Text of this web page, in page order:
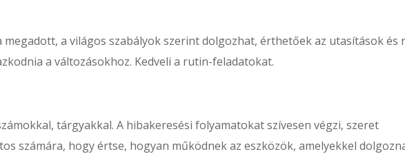
megadott, a világos szabályok szerint dolgozhat, érthetőek az utasítások és
a változásokhoz. Kedveli a rutin-feladatokat.
tárgyakkal. A hibakeresési folyamatokat szívesen végzi, szeret
számára, hogy értse, hogyan működnek az eszközök, amelyekkel